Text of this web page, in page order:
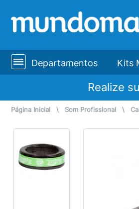
Departamentos Kits
Realize
Página Inicial \ Som Profissional \